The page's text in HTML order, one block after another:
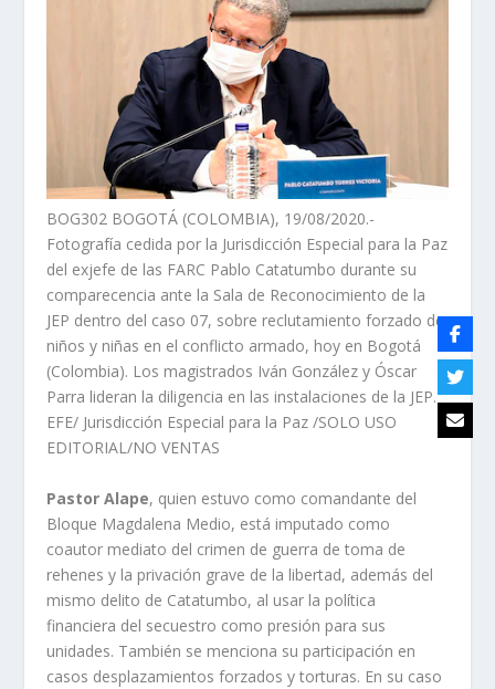
BOG302 BOGOTÁ (COLOMBIA), 19/08/2020.-
Fotografía cedida por la Jurisdicción Especial para la Paz
del exjefe de las FARC Pablo Catatumbo durante su
comparecencia ante la Sala de Reconocimiento de la
JEP dentro del caso 07, sobre reclutamiento forzado de
niños y niñas en el conflicto armado, hoy en Bogotá
(Colombia). Los magistrados Iván González y Óscar
Parra lideran la diligencia en las instalaciones de la JEP.
EFE/ Jurisdicción Especial para la Paz /SOLO USO
EDITORIAL/NO VENTAS
Pastor Alape, quien estuvo como comandante del
Bloque Magdalena Medio, está imputado como
coautor mediato del crimen de guerra de toma de
rehenes y la privación grave de la libertad, además del
mismo delito de Catatumbo, al usar la política
financiera del secuestro como presión para sus
unidades. También se menciona su participación en
casos desplazamientos forzados y torturas. En su caso